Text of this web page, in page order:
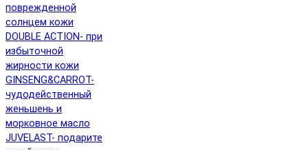
поврежденной
солнцем кожи
DOUBLE ACTION- при
избыточной
жирности кожи
GINSENG&CARROT-
чудодейственный
женьшень и
морковное масло
JUVELAST- подарите